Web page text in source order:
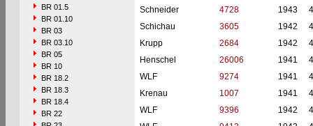
BR 01.5
BR 01.10
BR 03
BR 03.10
BR 05
BR 10
BR 18.2
BR 18.3
BR 18.4
BR 22
Schneider
4728 1943
Schichau
3605 1942
Krupp
2684 1942
Henschel
26006 1941
WLF
9274 1941
Krenau
1007 1941
WLF
9396 1942